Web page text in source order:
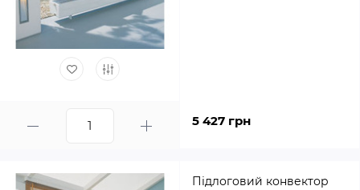
5 427 грн
Підлоговий конвектор